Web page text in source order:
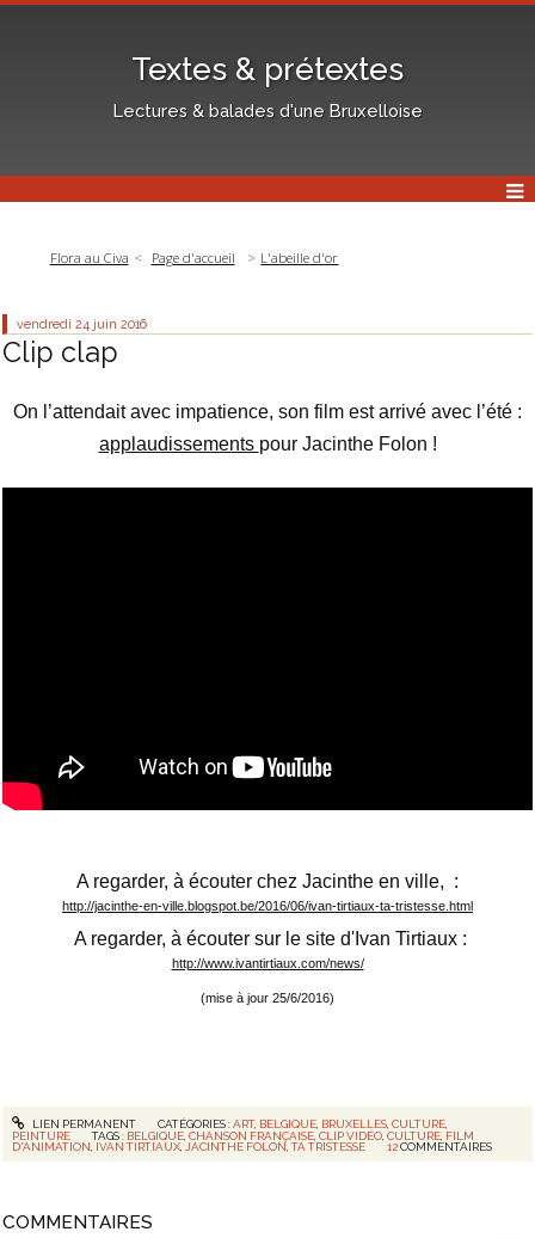
Textes & prétextes
Lectures & balades d'une Bruxelloise
Flora au Civa Page d'accueil L'abeille d'or
vendredi 24 juin 2016
Clip clap
On l’attendait avec impatience, son film est arrivé avec l’été :
applaudissements pour Jacinthe Folon !
A regarder, à écouter chez Jacinthe en ville, :
http://jacinthe-en-ville.blogspot.be/2016/06/ivan-tirtiaux-ta-tristesse.html
A regarder, à écouter sur le site d'Ivan Tirtiaux :
http://www.ivantirtiaux.com/news/
(mise à jour 25/6/2016)
LIEN PERMANENT CATÉGORIES :ART, BELGIQUE, BRUXELLES, CULTURE,
PEINTURE
TAGS : BELGIQUE ,CHANSON FRANÇAISE ,CLIP VIDÉO ,CULTURE FILM
D'ANIMATION IVAN TIRTIAUX JACINTHE FOLON ,TA TRISTESSE 12 COMMENTAIRES
COMMENTAIRES